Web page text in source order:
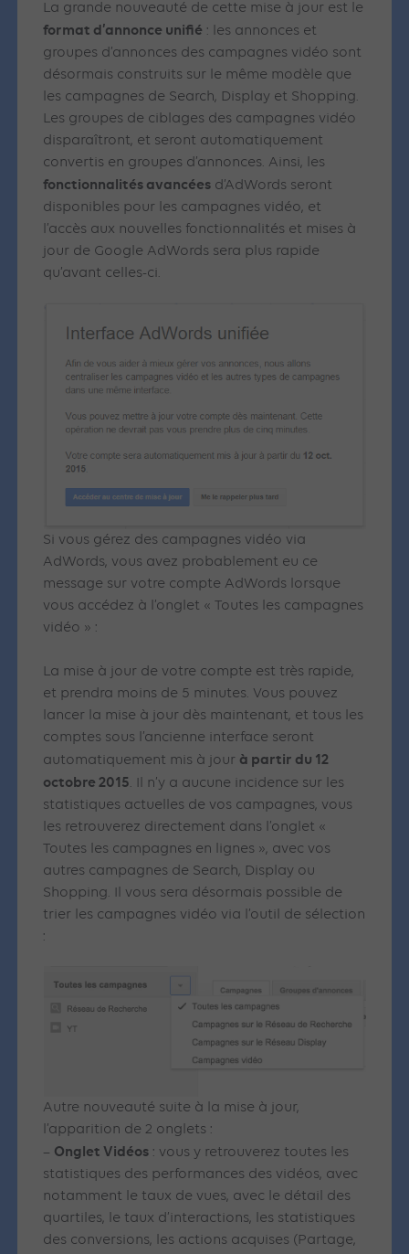
La grande nouveauté de cette mise à jour est le
format d’annonce unifié : les annonces et
groupes d’annonces des campagnes vidéo sont
désormais construits sur le même modèle que
les campagnes de Search, Display et Shopping.
Les groupes de ciblages des campagnes vidéo
disparaîtront, et seront automatiquement
convertis en groupes d’annonces. Ainsi, les
fonctionnalités avancées d’AdWords seront
disponibles pour les campagnes vidéo, et
l’accès aux nouvelles fonctionnalités et mises à
jour de Google AdWords sera plus rapide
qu’avant celles-ci.
Si vous gérez des campagnes vidéo via
AdWords, vous avez probablement eu ce
message sur votre compte AdWords lorsque
vous accédez à l’onglet « Toutes les campagnes
vidéo » :
La mise à jour de votre compte est très rapide,
et prendra moins de 5 minutes. Vous pouvez
lancer la mise à jour dès maintenant, et tous les
comptes sous l’ancienne interface seront
automatiquement mis à jour à partir du 12
octobre 2015. Il n’y a aucune incidence sur les
statistiques actuelles de vos campagnes, vous
les retrouverez directement dans l’onglet «
Toutes les campagnes en lignes », avec vos
autres campagnes de Search, Display ou
Shopping. Il vous sera désormais possible de
trier les campagnes vidéo via l’outil de sélection
:
Autre nouveauté suite à la mise à jour,
l’apparition de 2 onglets :
– Onglet Vidéos : vous y retrouverez toutes les
statistiques des performances des vidéos, avec
notamment le taux de vues, avec le détail des
quartiles, le taux d’interactions, les statistiques
des conversions, les actions acquises (Partage,